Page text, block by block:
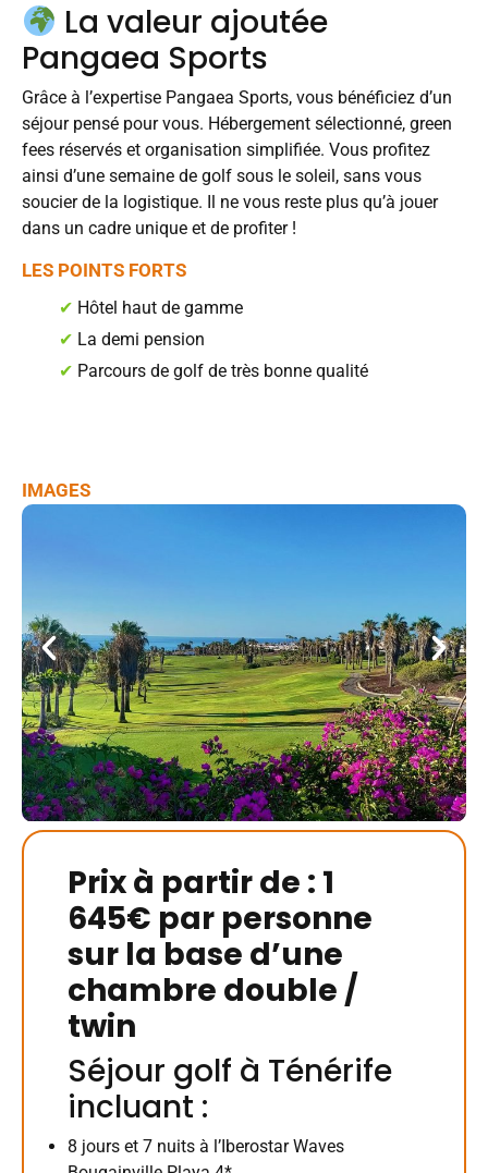
La valeur ajoutée
Pangaea Sports
Grâce à l’expertise Pangaea Sports, vous bénéficiez d’un
séjour pensé pour vous. Hébergement sélectionné, green
fees réservés et organisation simplifiée. Vous profitez
ainsi d’une semaine de golf sous le soleil, sans vous
soucier de la logistique. Il ne vous reste plus qu’à jouer
dans un cadre unique et de profiter !
LES POINTS FORTS
✔ Hôtel haut de gamme
✔ La demi pension
✔ Parcours de golf de très bonne qualité
Prix à partir de : 1
645€ par personne
sur la base d’une
chambre double /
twin
Séjour golf à Ténérife
incluant :
8 jours et 7 nuits à l’Iberostar Waves